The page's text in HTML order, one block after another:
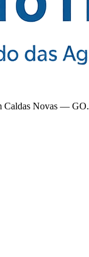
Caldas Novas — GO.